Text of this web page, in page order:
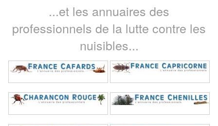
...et les annuaires des
professionnels de la lutte contre les
nuisibles...